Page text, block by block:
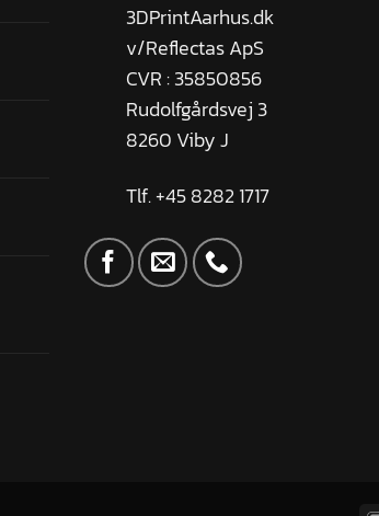
3DPrintAarhus.dk
v/Reflectas ApS
CVR : 35850856
Rudolfgårdsvej 3
8260 Viby J
Tlf. +45 8282 1717